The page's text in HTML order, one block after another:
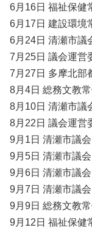
6月16日 福祉保健
6月17日 建設環境
6月24日 清瀬市議
7月25日 議会運営
7月27日 多摩北部
8月4日 総務文教
8月10日 清瀬市議
8月22日 議会運営
9月1日 清瀬市議
9月5日 清瀬市議
9月6日 清瀬市議
9月7日 清瀬市議
9月9日 総務文教
9月12日 福祉保健